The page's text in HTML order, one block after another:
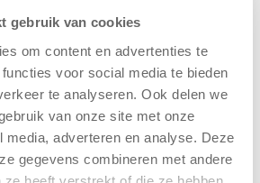
gebruik van cookies
om content en advertenties te
voor social media te bieden
te analyseren. Ook delen we
van onze site met onze
media, adverteren en analyse. Deze
gegevens combineren met andere
de siteis via deze link te lezen
en checklists voor ouders
berichten